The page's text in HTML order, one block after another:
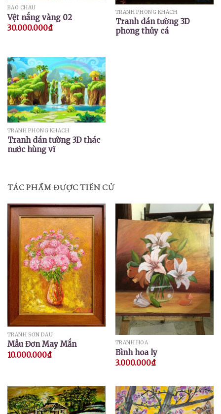
BẢO CHÂU
Vệt nắng vàng 02
30.000.000₫
TRANH PHÒNG KHÁCH
Tranh dán tường 3D
phong thủy cá
TRANH PHÒNG KHÁCH
Tranh dán tường 3D thác
nước hùng vĩ
TÁC PHẨM ĐƯỢC TIẾN CỬ
TRANH SƠN DẦU
Mẫu Đơn May Mắn
10.000.000₫
TRANH HOA
Bình hoa ly
3.000.000₫